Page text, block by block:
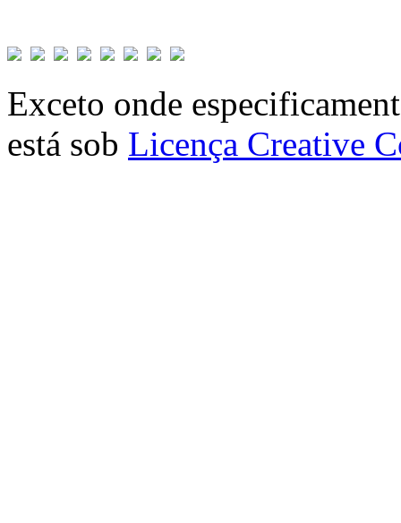
Exceto onde
está sob Licença Creative